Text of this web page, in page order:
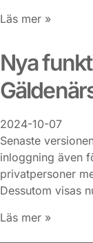
Läs mer »
Nya
2024-10-07
Senaste
inloggning även
privatpersoner
Dessutom visas
Läs mer »